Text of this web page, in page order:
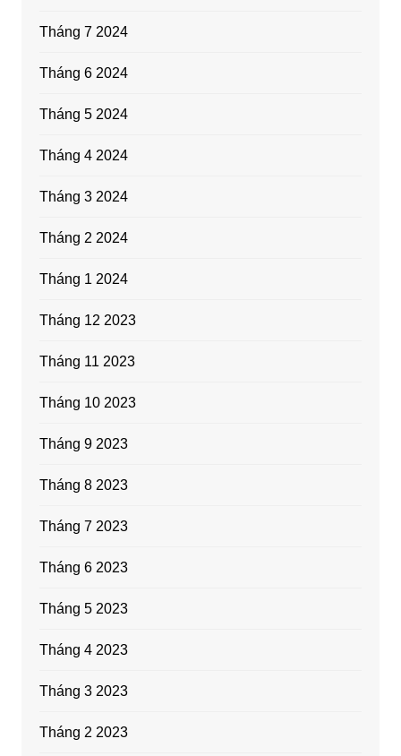
Tháng 7 2024
Tháng 6 2024
Tháng 5 2024
Tháng 4 2024
Tháng 3 2024
Tháng 2 2024
Tháng 1 2024
Tháng 12 2023
Tháng 11 2023
Tháng 10 2023
Tháng 9 2023
Tháng 8 2023
Tháng 7 2023
Tháng 6 2023
Tháng 5 2023
Tháng 4 2023
Tháng 3 2023
Tháng 2 2023